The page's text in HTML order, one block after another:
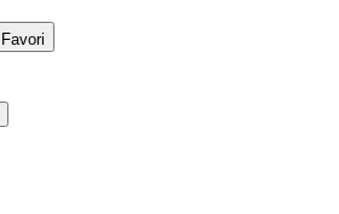
Favori